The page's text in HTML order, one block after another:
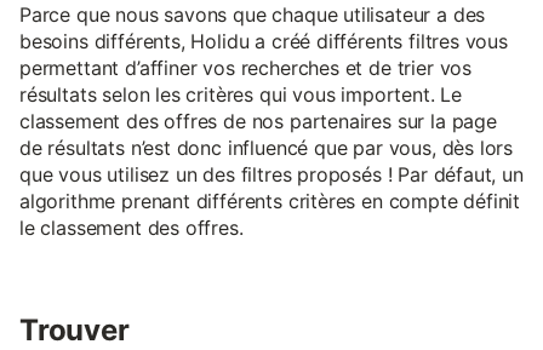
Parce que nous savons que chaque utilisateur a des
besoins différents, Holidu a créé différents filtres vous
permettant d’affiner vos recherches et de trier vos
résultats selon les critères qui vous importent. Le
classement des offres de nos partenaires sur la page
de résultats n’est donc influencé que par vous, dès lors
que vous utilisez un des filtres proposés ! Par défaut, un
algorithme prenant différents critères en compte définit
le classement des offres.
Trouver